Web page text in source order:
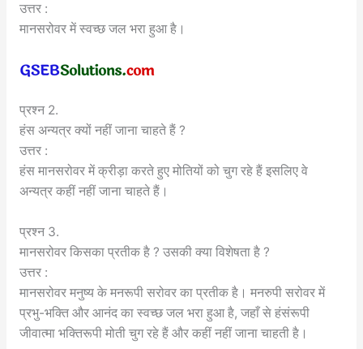
उत्तर :
मानसरोवर में स्वच्छ जल भरा हुआ है।
प्रश्न 2.
हंस अन्यत्र क्यों नहीं जाना चाहते हैं ?
उत्तर :
हंस मानसरोवर में क्रीड़ा करते हुए मोतियों को चुग रहे हैं इसलिए वे
अन्यत्र कहीं नहीं जाना चाहते हैं।
प्रश्न 3.
मानसरोवर किसका प्रतीक है ? उसकी क्या विशेषता है ?
उत्तर :
मानसरोवर मनुष्य के मनरूपी सरोवर का प्रतीक है। मनरुपी सरोवर में
प्रभु-भक्ति और आनंद का स्वच्छ जल भरा हुआ है, जहाँ से हंसंरूपी
जीवात्मा भक्तिरूपी मोती चुग रहे हैं और कहीं नहीं जाना चाहती है।